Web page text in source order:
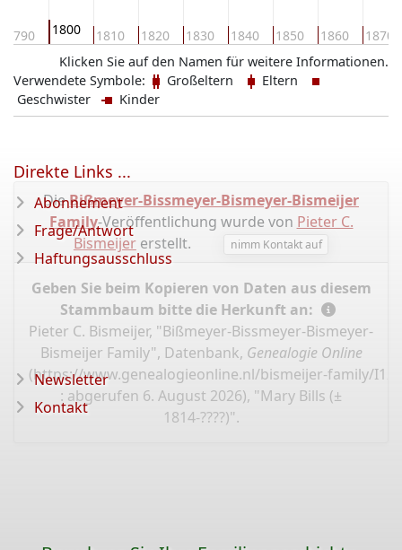
1790 1800 1810 1820 1830 1840 1850 1860 1870
Klicken Sie auf den Namen für weitere Informationen.
Verwendete Symbole:
Großeltern
Eltern
Geschwister
Kinder
DieBißmeyer-Bissmeyer-Bismeyer-Bismeijer
Family-Veröffentlichung wurde von Pieter C.
Bismeijererstellt. nimm Kontakt auf
Geben Sie beim Kopieren von Daten aus diesem
Stammbaum bitte die Herkunft an:
Pieter C. Bismeijer, "Bißmeyer-Bissmeyer-Bismeyer-
Bismeijer Family", Datenbank, Genealogie Online
(https://www.genealogieonline.nl/bismeijer-family/
: abgerufen 6. August 2026), "Mary Bills (±
1814-????)".
Direkte Links ...
Abonnement
Frage/Antwort
Haftungsausschluss
Newsletter
Kontakt